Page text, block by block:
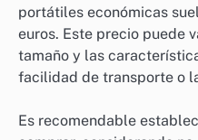
portátiles económicas
euros. Este precio puede
tamaño y las
facilidad de transporte o
Es recomendable